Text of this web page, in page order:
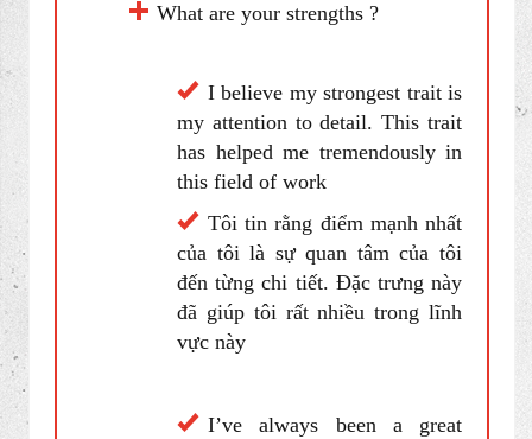
thích làm việc với mọi người.
trường làm việc và chủ động
trong công việc.
Thế mạnh của bạn là gì?